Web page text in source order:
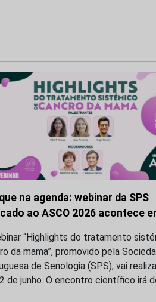
na agenda: webinar da SPS
ao ASCO 2026 acontece
“Highlights do tratamento
da mama”, promovido pela
de Senologia (SPS), vai
de junho. O encontro científico irá